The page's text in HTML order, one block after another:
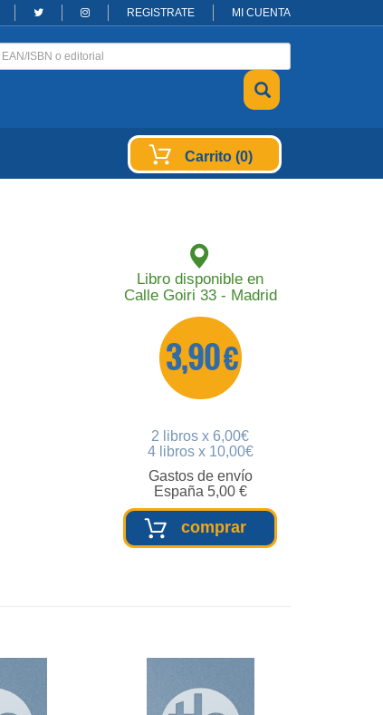
REGISTRATE MI CUENTA
Carrito (0)
Libro disponible en
Calle Goiri 33 - Madrid
3,90 €
2 libros x 6,00€
4 libros x 10,00€
Gastos de envío
España 5,00 €
comprar